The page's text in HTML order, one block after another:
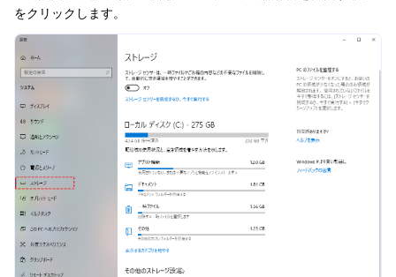
をクリックします。